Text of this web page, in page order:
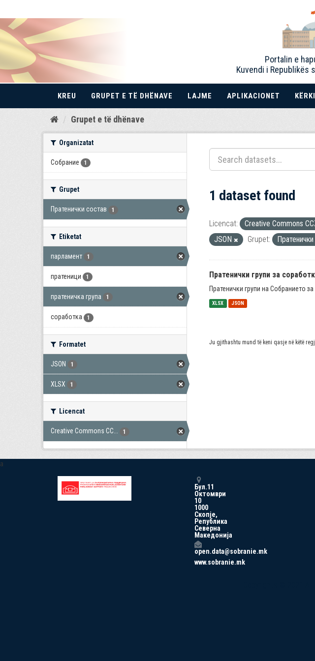
Kalo
Portalin e
Kuvendi i Republikës
KREU GRUPET E TË DHËNAVE LAJME APLIKACIONET
Grupet e të dhënave
Organizatat
Собрание 1
Grupet
Пратенички состав 1
Etiketat
парламент 1
пратеници 1
пратеничка група 1
соработка 1
Formatet
JSON 1
XLSX 1
Licencat
Creative Commons CC... 1
1 dataset found
Licencat: Creative Commons
JSON
Grupet:
Пратенички групи за
Пратенички групи на Собранието
XLSX JSON
Ju gjithashtu mund të keni qasje në këtë
a
Бул.11
Октомври
10
1000
Скопје,
Република
Северна
Македонија
open.data@sobranie.mk
www.sobranie.mk